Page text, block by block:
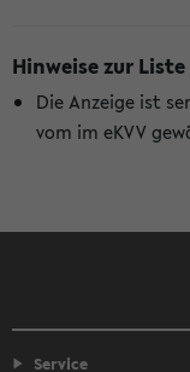
Hinweise zur Liste
Die Anzeige ist
vom im eKVV
Service